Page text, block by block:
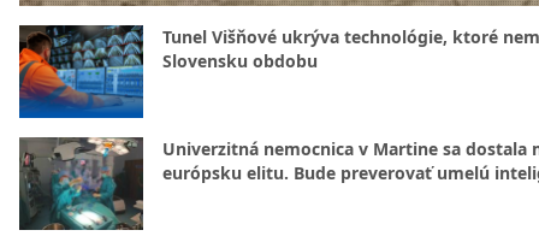
Tunel Višňové ukrýva technológie, ktoré
Slovensku obdobu
Univerzitná nemocnica v Martine sa dostala
európsku elitu. Bude preverovať umelú